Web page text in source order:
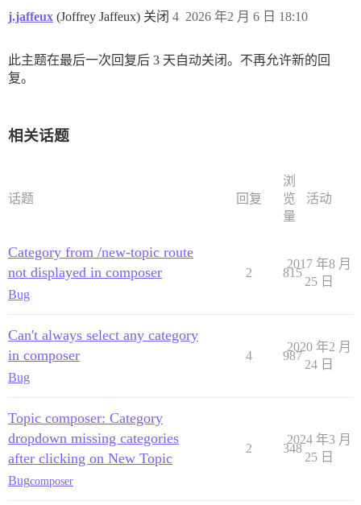
j.jaffeux (Joffrey Jaffeux) 关闭 2026 年2 月 6 日 18:10
4
此主题在最后一次回复后 3 天自动关闭。不再允许新的回
复。
相关话题
话题 回复
浏
览
量
活动
Category from /new-topic route
not displayed in composer
Bug
2 815
2017 年8 月
25 日
Can't always select any category
in composer
Bug
4 987
2020 年2 月
24 日
Topic composer: Category
dropdown missing categories
after clicking on New Topic
Bugcomposer
2 348
2024 年3 月
25 日